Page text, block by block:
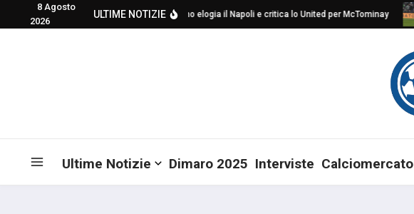
Salta al contenuto
8 Agosto
2026
ULTIME NOTIZIEMourinho elogia il Napoli e critica lo United per McTominay
Ultime Notizie Dimaro 2025 Interviste Calciomercato